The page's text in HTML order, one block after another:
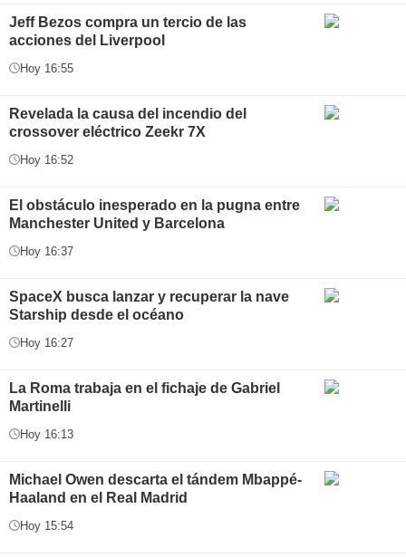
Jeff Bezos compra un tercio de las
acciones del Liverpool
Hoy 16:55
Revelada la causa del incendio del
crossover eléctrico Zeekr 7X
Hoy 16:52
El obstáculo inesperado en la pugna entre
Manchester United y Barcelona
Hoy 16:37
SpaceX busca lanzar y recuperar la nave
Starship desde el océano
Hoy 16:27
La Roma trabaja en el fichaje de Gabriel
Martinelli
Hoy 16:13
Michael Owen descarta el tándem Mbappé-
Haaland en el Real Madrid
Hoy 15:54